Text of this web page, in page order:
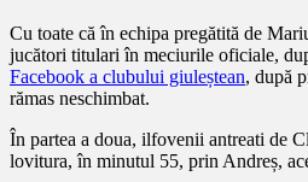
Cu toate că în echipa pregătită de
jucători titulari în meciurile oficiale,
Facebook a clubului giuleștean, după
rămas neschimbat.
În partea a doua, ilfovenii antreati de
lovitura, în minutul 55, prin Andreș,